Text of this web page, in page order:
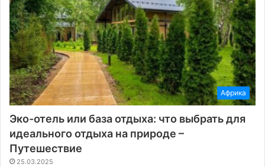
Африка
Эко-отель или база отдыха: что выбрать для
идеального отдыха на природе –
Путешествие
25.03.2025